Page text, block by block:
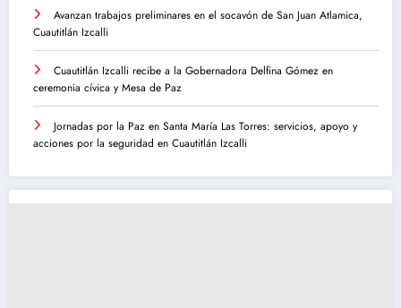
Avanzan trabajos preliminares en el socavón de San Juan Atlamica,
Cuautitlán Izcalli
Cuautitlán Izcalli recibe a la Gobernadora Delfina Gómez en
ceremonia cívica y Mesa de Paz
Jornadas por la Paz en Santa María Las Torres: servicios, apoyo y
acciones por la seguridad en Cuautitlán Izcalli